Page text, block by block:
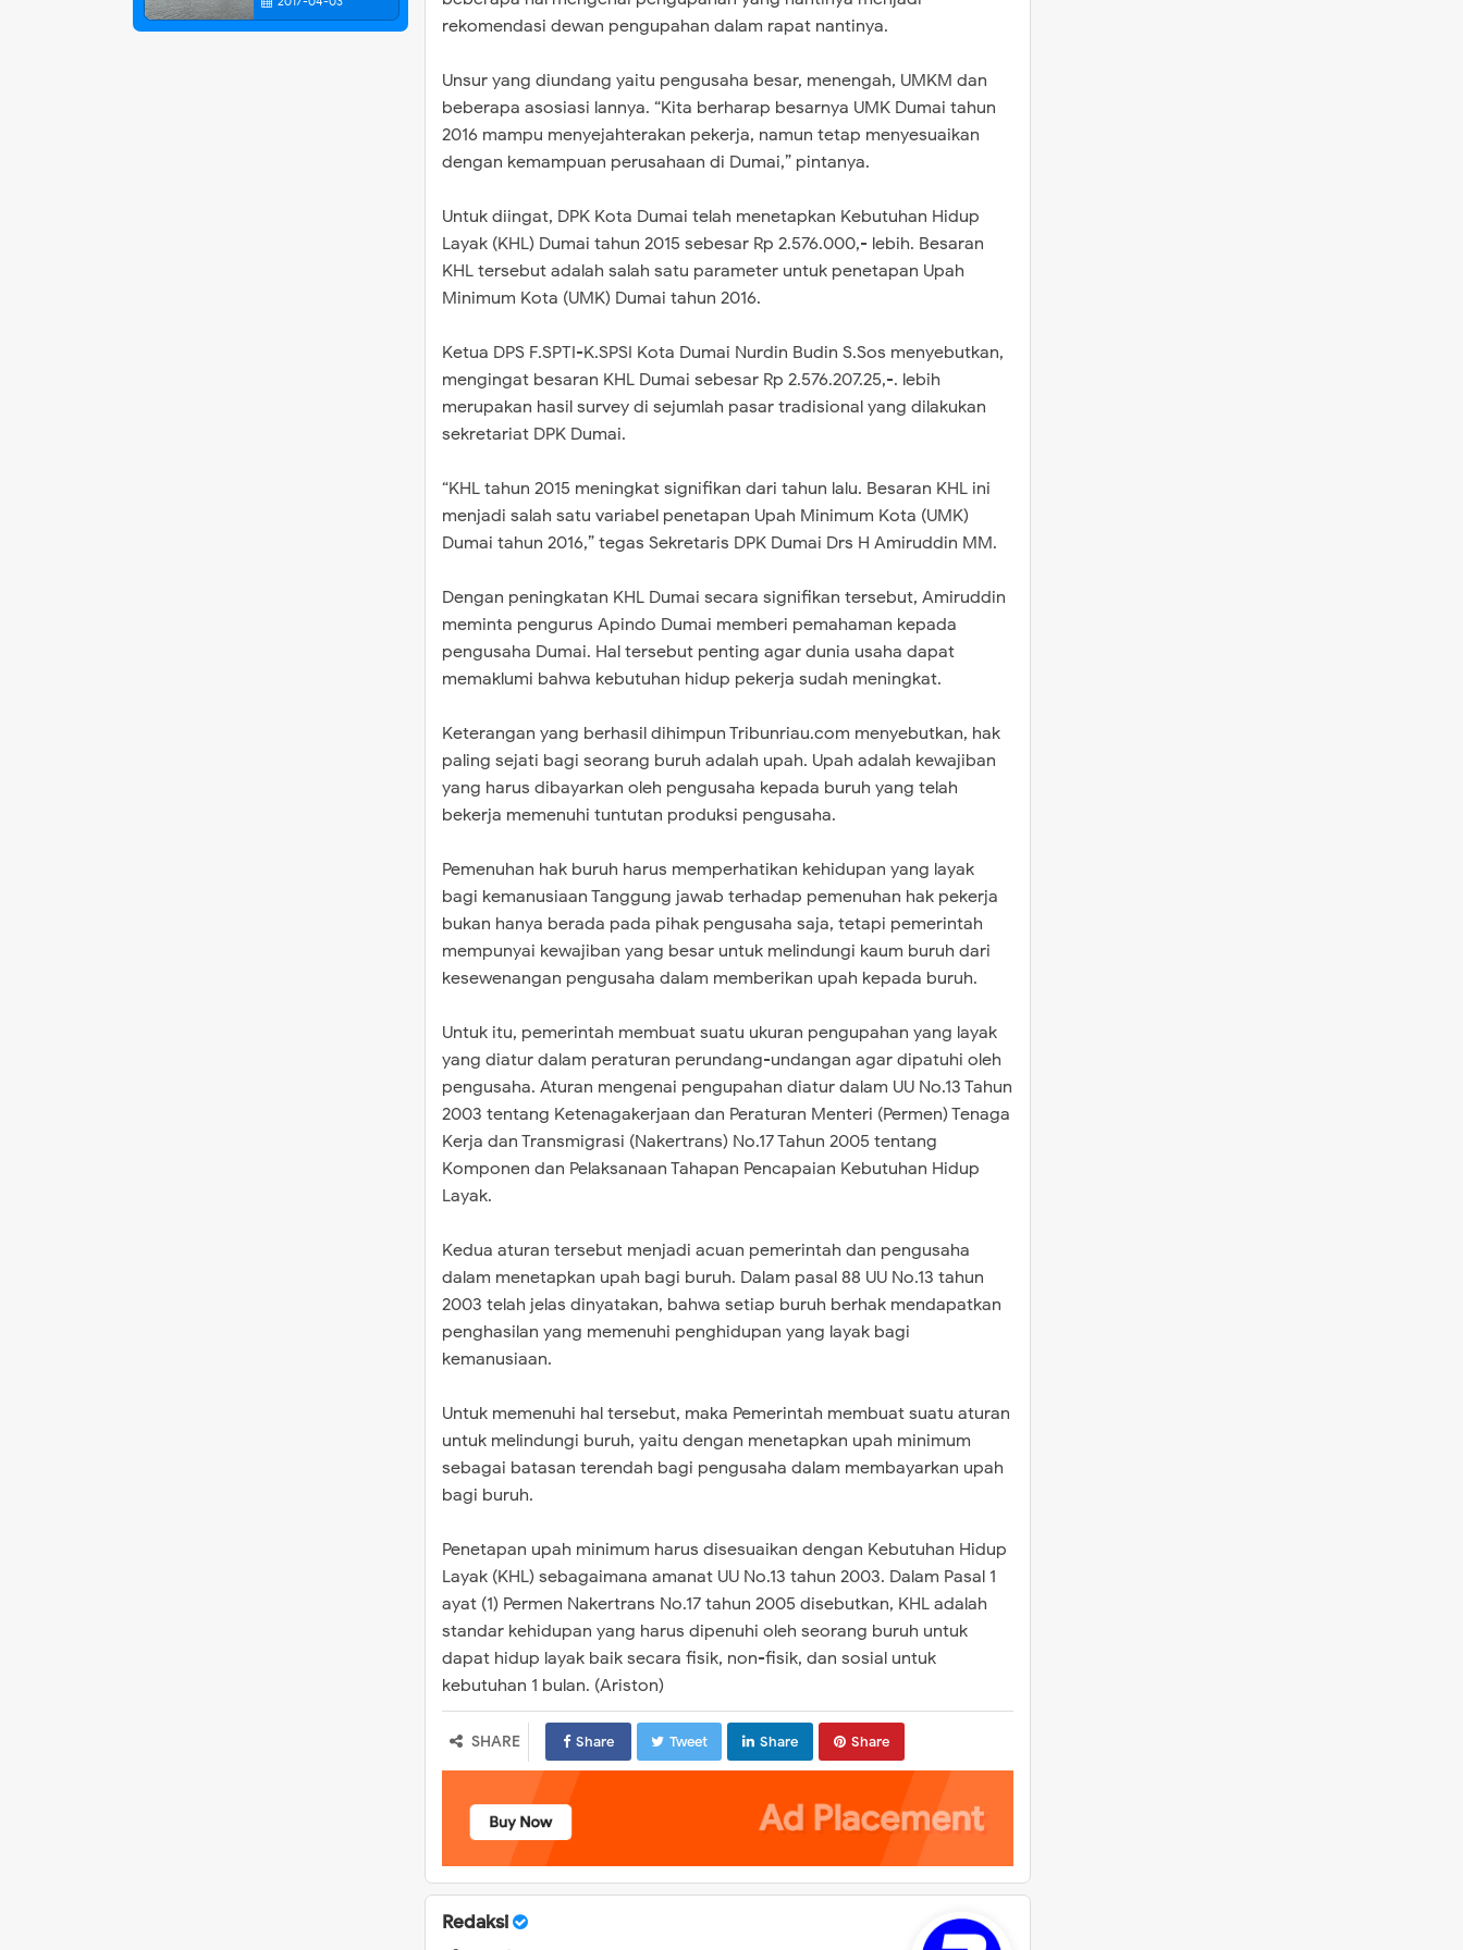
rekomendasi dewan pengupahan dalam rapat nantinya.
Unsur yang diundang yaitu pengusaha besar, menengah, UMKM dan
beberapa asosiasi lannya. “Kita berharap besarnya UMK Dumai tahun
2016 mampu menyejahterakan pekerja, namun tetap menyesuaikan
dengan kemampuan perusahaan di Dumai,” pintanya.
Untuk diingat, DPK Kota Dumai telah menetapkan Kebutuhan Hidup
Layak (KHL) Dumai tahun 2015 sebesar Rp 2.576.000,- lebih. Besaran
KHL tersebut adalah salah satu parameter untuk penetapan Upah
Minimum Kota (UMK) Dumai tahun 2016.
Ketua DPS F.SPTI-K.SPSI Kota Dumai Nurdin Budin S.Sos menyebutkan,
mengingat besaran KHL Dumai sebesar Rp 2.576.207.25,-. lebih
merupakan hasil survey di sejumlah pasar tradisional yang dilakukan
sekretariat DPK Dumai.
“KHL tahun 2015 meningkat signifikan dari tahun lalu. Besaran KHL ini
menjadi salah satu variabel penetapan Upah Minimum Kota (UMK)
Dumai tahun 2016,” tegas Sekretaris DPK Dumai Drs H Amiruddin MM.
Dengan peningkatan KHL Dumai secara signifikan tersebut, Amiruddin
meminta pengurus Apindo Dumai memberi pemahaman kepada
pengusaha Dumai. Hal tersebut penting agar dunia usaha dapat
memaklumi bahwa kebutuhan hidup pekerja sudah meningkat.
Keterangan yang berhasil dihimpun Tribunriau.com menyebutkan, hak
paling sejati bagi seorang buruh adalah upah. Upah adalah kewajiban
yang harus dibayarkan oleh pengusaha kepada buruh yang telah
bekerja memenuhi tuntutan produksi pengusaha.
Pemenuhan hak buruh harus memperhatikan kehidupan yang layak
bagi kemanusiaan Tanggung jawab terhadap pemenuhan hak pekerja
bukan hanya berada pada pihak pengusaha saja, tetapi pemerintah
mempunyai kewajiban yang besar untuk melindungi kaum buruh dari
kesewenangan pengusaha dalam memberikan upah kepada buruh.
Untuk itu, pemerintah membuat suatu ukuran pengupahan yang layak
yang diatur dalam peraturan perundang-undangan agar dipatuhi oleh
pengusaha. Aturan mengenai pengupahan diatur dalam UU No.13 Tahun
2003 tentang Ketenagakerjaan dan Peraturan Menteri (Permen) Tenaga
Kerja dan Transmigrasi (Nakertrans) No.17 Tahun 2005 tentang
Komponen dan Pelaksanaan Tahapan Pencapaian Kebutuhan Hidup
Layak.
Kedua aturan tersebut menjadi acuan pemerintah dan pengusaha
dalam menetapkan upah bagi buruh. Dalam pasal 88 UU No.13 tahun
2003 telah jelas dinyatakan, bahwa setiap buruh berhak mendapatkan
penghasilan yang memenuhi penghidupan yang layak bagi
kemanusiaan.
Untuk memenuhi hal tersebut, maka Pemerintah membuat suatu aturan
untuk melindungi buruh, yaitu dengan menetapkan upah minimum
sebagai batasan terendah bagi pengusaha dalam membayarkan upah
bagi buruh.
Penetapan upah minimum harus disesuaikan dengan Kebutuhan Hidup
Layak (KHL) sebagaimana amanat UU No.13 tahun 2003. Dalam Pasal 1
ayat (1) Permen Nakertrans No.17 tahun 2005 disebutkan, KHL adalah
standar kehidupan yang harus dipenuhi oleh seorang buruh untuk
dapat hidup layak baik secara fisik, non-fisik, dan sosial untuk
kebutuhan 1 bulan. (Ariston)
SHARE Share Tweet Share Share
Redaksi